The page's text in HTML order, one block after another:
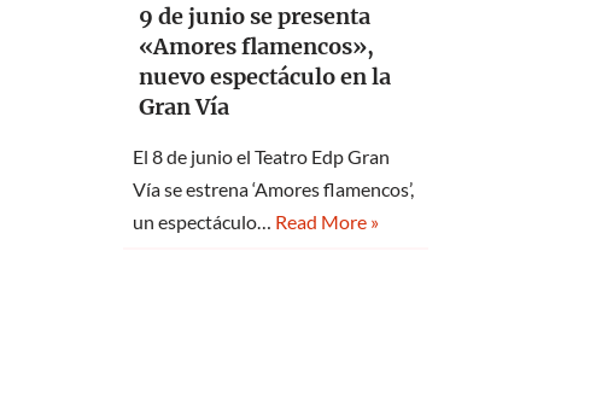
9 de junio se presenta
«Amores flamencos»,
nuevo espectáculo en la
Gran Vía
El 8 de junio el Teatro Edp Gran
Vía se estrena ‘Amores flamencos’,
un espectáculo… Read More »